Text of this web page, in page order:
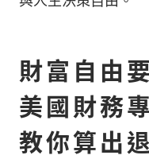
財富自由
美國財務
教你算出